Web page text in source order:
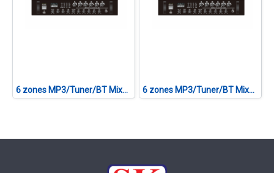
6 zones MP3/Tuner/BT Mixer Amplifier CVTA-360F II 6 zones MP3/Tuner/BT Mixer Amplifier CVTA-120F II